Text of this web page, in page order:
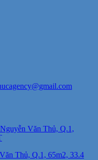
Thủ, Q.1, 65m2, 33.4